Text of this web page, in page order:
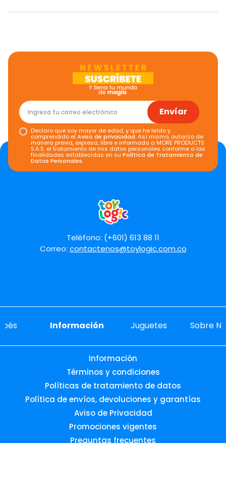
★★★★★
Dirección de email
Escribe un comentario
Enviar comentario
Envíar
Declaro que soy mayor de edad, y que he leído y
comprendido elAviso de privacidad. Así mismo, autorizo de
manera previa, expresa, libre e informada a MORE PRODUCTS
S.A.S. el tratamiento de mis datos personales conforme a las
finalidades establecidas en suPolítica de Tratamiento de
Datos Personales.
Teléfono: (+601) 613 88 11
Correo: contactenos@toylogic.com.co
Información Juguetes Sobre
Información
Términos y condiciones
Políticas de tratamiento de datos
Política de envíos, devoluciones y garantías
Aviso de Privacidad
Promociones vigentes
Preguntas frecuentes